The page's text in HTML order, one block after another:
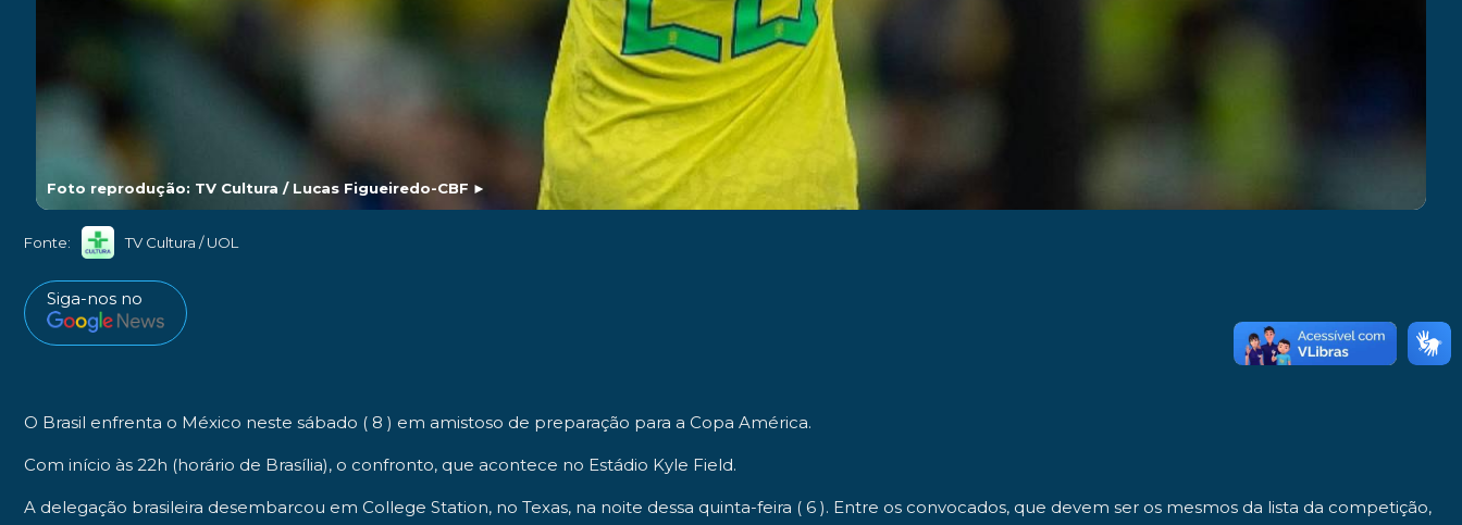
Foto reprodução: TV Cultura / Lucas Figueiredo-CBF ►
Fonte: TV Cultura / UOL
Siga-nos no
O Brasil enfrenta o México neste sábado ( 8 ) em amistoso de preparação para a Copa América.
Com início às 22h (horário de Brasília), o confronto, que acontece no Estádio Kyle Field.
A delegação brasileira desembarcou em College Station, no Texas, na noite dessa quinta-feira ( 6 ). Entre os convocados, que devem ser os mesmos da lista da competição,